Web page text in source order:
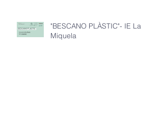
"BESCANO PLÀSTIC"- IE La
Miquela